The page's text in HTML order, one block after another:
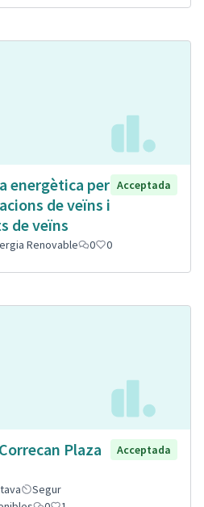
energètica per
de veïns i
de veïns
Acceptada
Renovable 0 0
Plaza
Acceptada
Segur